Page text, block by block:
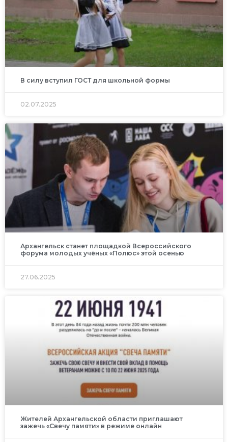
В силу вступил ГОСТ для школьной формы
02.07.2025
Архангельск станет площадкой Всероссийского
форума молодых учёных «Полюс» этой осенью
27.06.2025
Жителей Архангельской области приглашают
зажечь «Свечу памяти» в режиме онлайн